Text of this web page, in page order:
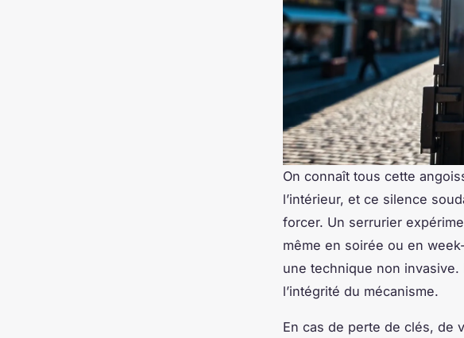
On connaît tous cette
l’intérieur, et ce silence
forcer. Un serrurier
même en soirée ou en
une technique non
l’intégrité du mécanisme.
En cas de perte de clés, de